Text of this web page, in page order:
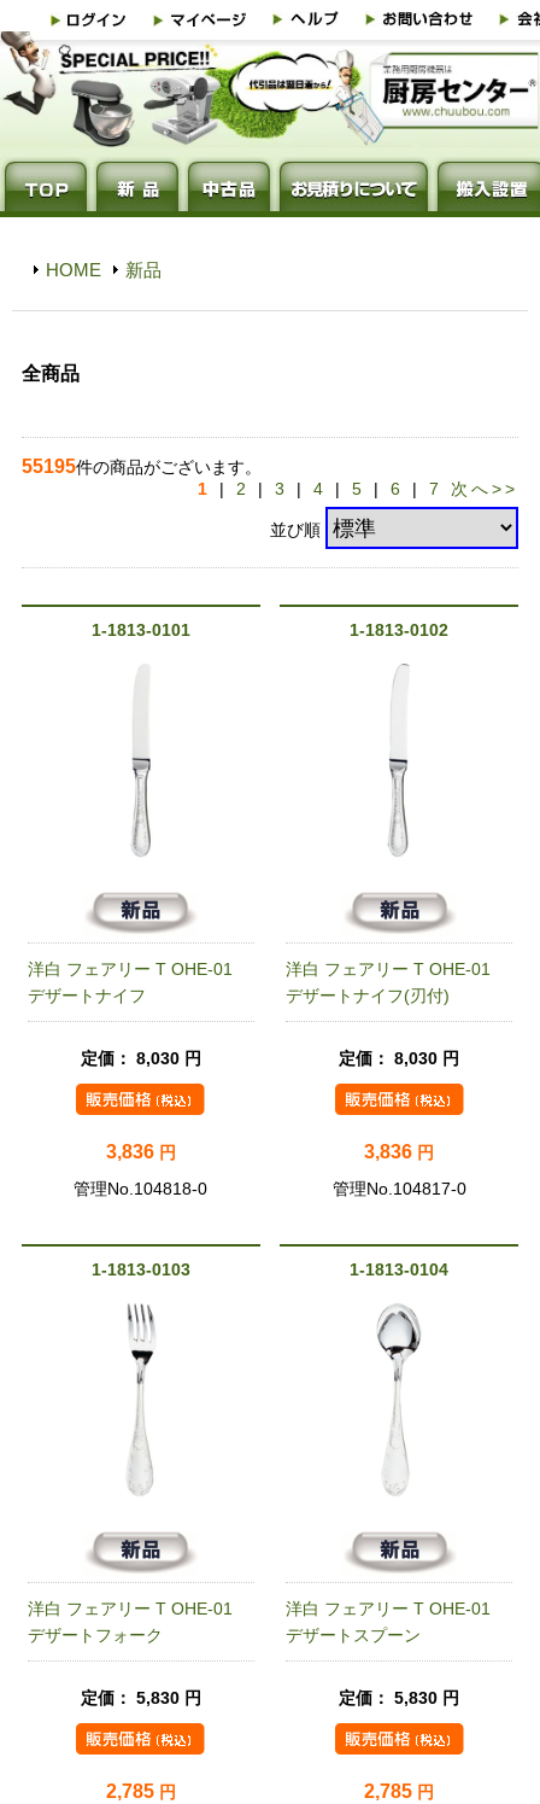
HOME 新品
全商品
55195件の商品がございます。
1
| 2 |3 |4 |5 |6 |7 次へ>>
並び順
1-1813-0101
洋白 フェアリー T OHE-01
デザートナイフ
定価： 8,030 円
3,836 円
管理No.104818-0
1-1813-0102
洋白 フェアリー T OHE-01
デザートナイフ(刃付)
定価： 8,030 円
3,836 円
管理No.104817-0
1-1813-0103
洋白 フェアリー T OHE-01
デザートフォーク
定価： 5,830 円
2,785 円
1-1813-0104
洋白 フェアリー T OHE-01
デザートスプーン
定価： 5,830 円
2,785 円